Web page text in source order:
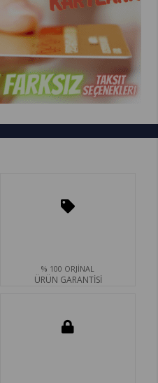
% 100 ORJİNAL
ÜRÜN GARANTİSİ